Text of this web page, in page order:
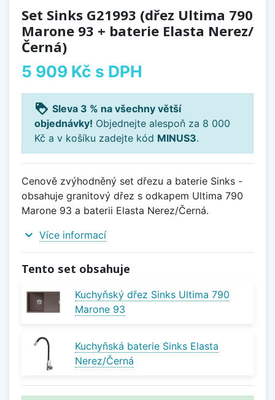
Set Sinks G21993 (dřez Ultima 790
Marone 93 + baterie Elasta Nerez/
Černá)
5 909 Kč s DPH
loyalty Sleva 3 % na všechny větší
objednávky! Objednejte alespoň za 8 000
Kč a v košíku zadejte kód MINUS3.
Cenově zvýhodněný set dřezu a baterie Sinks -
obsahuje granitový dřez s odkapem Ultima 790
Marone 93 a baterii Elasta Nerez/Černá.
expand_more Více informací
Tento set obsahuje
Kuchyňský dřez Sinks Ultima 790
Marone 93
Kuchyňská baterie Sinks Elasta
Nerez/Černá